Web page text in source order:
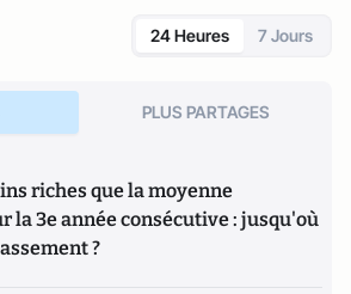
24 Heures 7 Jours
PLUS PARTAGES
riches que la moyenne
la 3e année consécutive : jusqu'où
?